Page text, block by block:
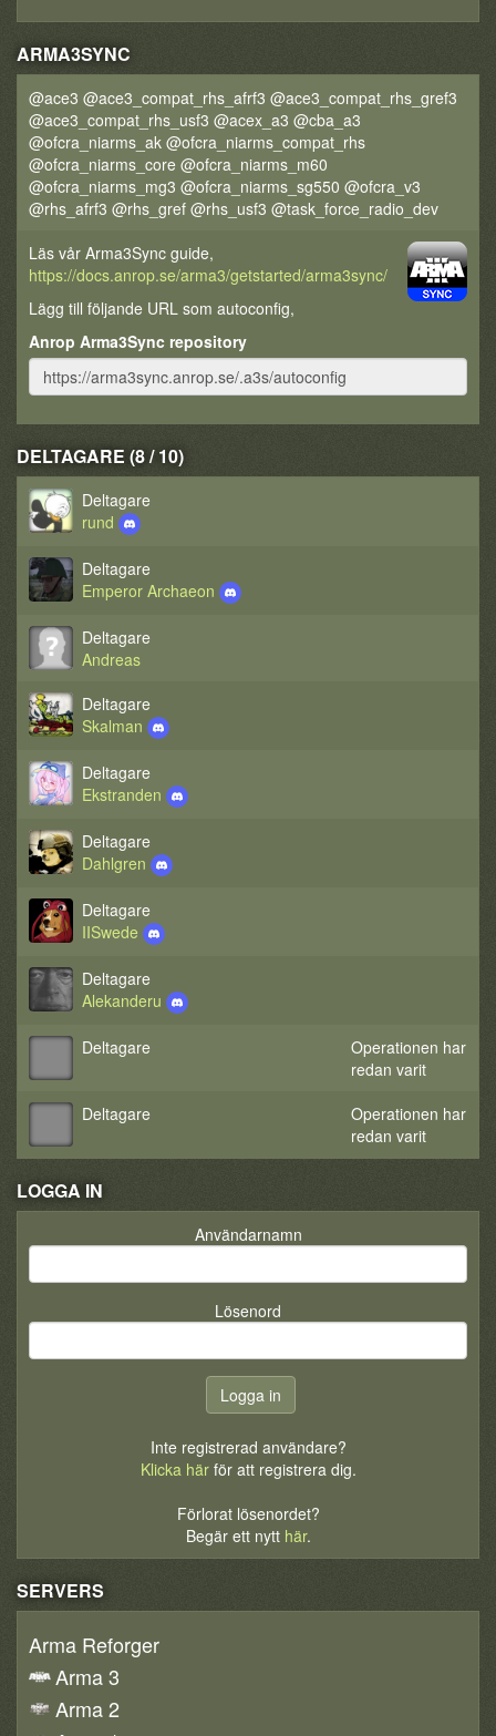
ARMA3SYNC
@ace3 @ace3_compat_rhs_afrf3 @ace3_compat_rhs_gref3
@ace3_compat_rhs_usf3 @acex_a3 @cba_a3
@ofcra_niarms_ak @ofcra_niarms_compat_rhs
@ofcra_niarms_core @ofcra_niarms_m60
@ofcra_niarms_mg3 @ofcra_niarms_sg550 @ofcra_v3
@rhs_afrf3 @rhs_gref @rhs_usf3 @task_force_radio_dev
Läs vår Arma3Sync guide,
https://docs.anrop.se/arma3/getstarted/arma3sync/
Lägg till följande URL som autoconfig,
Anrop Arma3Sync repository
DELTAGARE (8 / 10)
Deltagare
rund
Deltagare
Emperor Archaeon
Deltagare
Andreas
Deltagare
Skalman
Deltagare
Ekstranden
Deltagare
Dahlgren
Deltagare
IISwede
Deltagare
Alekanderu
Deltagare
Operationen har
redan varit
Deltagare
Operationen har
redan varit
LOGGA IN
Användarnamn
Lösenord
Inte registrerad användare?
Klicka härför att registrera dig.
Förlorat lösenordet?
Begär ett nytt här.
SERVERS
Arma Reforger
Arma 3
Arma 2